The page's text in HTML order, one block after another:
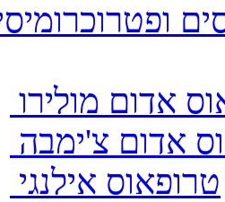
אדום מולירו
אדום צ'ימבה
טרופאוס אילנגי